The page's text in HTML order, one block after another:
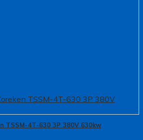
TSSM-4T-630 3P 380V 630kw